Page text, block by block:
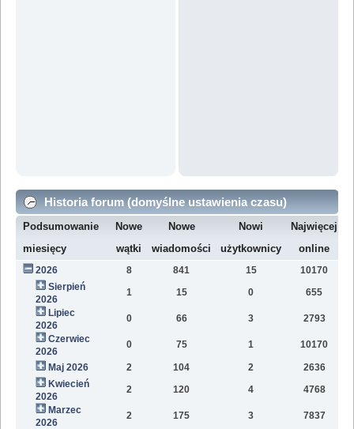
Historia forum (domyślne ustawienia czasu)
Podsumowanie
miesięcy
Nowe
wątki
Nowe
wiadomości
Nowi
użytkownicy
Najwięcej
online
2026 8 841 15 10170
Sierpień
2026
1 15 0 655
Lipiec
2026
0 66 3 2793
Czerwiec
2026
0 75 1 10170
Maj 2026 2 104 2 2636
Kwiecień
2026
2 120 4 4768
Marzec
2026
2 175 3 7837